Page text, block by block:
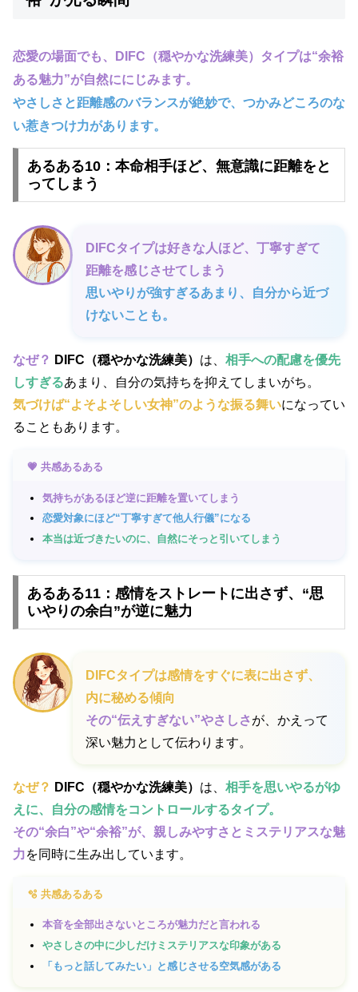
恋愛の場面でも、DIFC（穏やかな洗練美）タイプは“余裕
ある魅力”が自然ににじみます。
やさしさと距離感のバランスが絶妙で、つかみどころのな
い惹きつけ力があります。
あるある10：本命相手ほど、無意識に距離をと
ってしまう
DIFCタイプは好きな人ほど、丁寧すぎて
距離を感じさせてしまう
思いやりが強すぎるあまり、自分から近づ
けないことも。
なぜ？ DIFC（穏やかな洗練美） は、 相手への配慮を優先
しすぎるあまり、自分の気持ちを抑えてしまいがち。
気づけば“よそよそしい女神”のような振る舞いになってい
ることもあります。
💗 共感あるある
気持ちがあるほど逆に距離を置いてしまう
恋愛対象にほど“丁寧すぎて他人行儀”になる
本当は近づきたいのに、自然にそっと引いてしまう
あるある11：感情をストレートに出さず、“思
いやりの余白”が逆に魅力
DIFCタイプは感情をすぐに表に出さず、
内に秘める傾向
その“伝えすぎない”やさしさが、かえって
深い魅力として伝わります。
なぜ？ DIFC（穏やかな洗練美） は、 相手を思いやるがゆ
えに、自分の感情をコントロールするタイプ。
その“余白”や“余裕”が、親しみやすさとミステリアスな魅
力を同時に生み出しています。
🫧 共感あるある
本音を全部出さないところが魅力だと言われる
やさしさの中に少しだけミステリアスな印象がある
「もっと話してみたい」と感じさせる空気感がある